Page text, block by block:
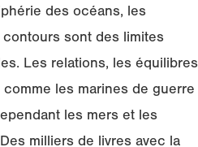
des océans, les
sont des limites
Les relations, les équilibres
les marines de guerre
les mers et les
milliers de livres avec la